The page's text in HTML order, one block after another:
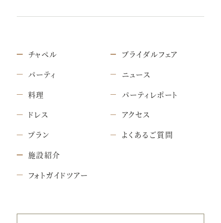
チャペル
パーティ
料理
ドレス
プラン
施設紹介
フォトガイドツアー
ブライダルフェア
ニュース
パーティレポート
アクセス
よくあるご質問